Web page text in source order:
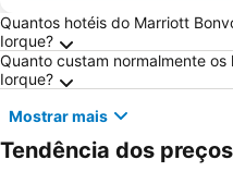
Perguntas
Quantos hotéis do Marriott
Iorque?
Quanto custam normalmente
Iorque?
Mostrar mais
Tendência dos preços